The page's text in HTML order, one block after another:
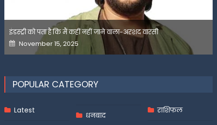
इंडस्ट्री को पता है कि मैं कहीं नहीं जाने वाला-अरशद वारसी
Posted
on
November 15, 2025
POPULAR CATEGORY
Latest
धनबाद
राशिफल